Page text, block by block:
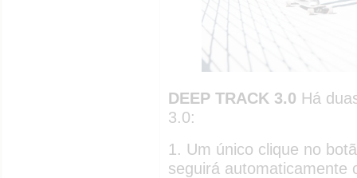
DEEP TRACK 3.0 Há
3.0:
1. Um único clique no
seguirá automaticamente